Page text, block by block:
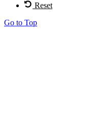
Reset
Go to Top